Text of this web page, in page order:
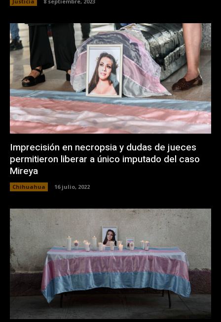
Imprecisión en necropsia y dudas de jueces
permitieron liberar a único imputado del caso
Mireya
Chihuahua 16 julio, 2022